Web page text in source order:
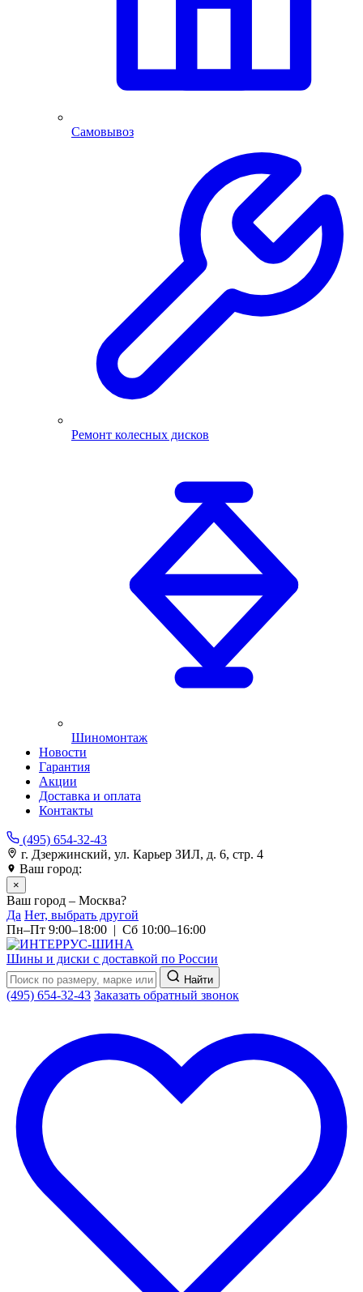
Самовывоз
Ремонт колесных дисков
Шиномонтаж
Новости
Гарантия
Акции
Доставка и оплата
Контакты
(495) 654-32-43
г. Дзержинский, ул. Карьер ЗИЛ, д. 6, стр. 4
Ваш город:
×
Ваш город – Москва?
Да Нет, выбрать другой
Пн–Пт 9:00–18:00 | Сб 10:00–16:00
Шины и диски с доставкой по России
Найти
(495) 654-32-43 Заказать обратный звонок